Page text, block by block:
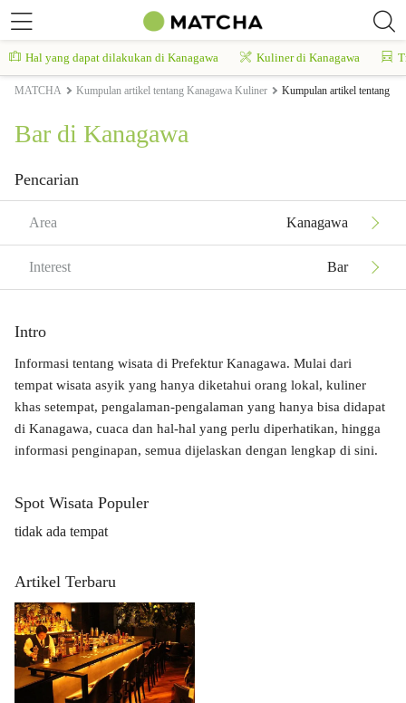
Hal yang dapat dilakukan di Kanagawa Kuliner di Kanagawa
MATCHA Kumpulan artikel tentang Kanagawa Kuliner Kumpulan artikel tentang
Bar di Kanagawa
Pencarian
Area Kanagawa
Interest Bar
Intro
Informasi tentang wisata di Prefektur Kanagawa. Mulai dari
tempat wisata asyik yang hanya diketahui orang lokal, kuliner
khas setempat, pengalaman-pengalaman yang hanya bisa didapat
di Kanagawa, cuaca dan hal-hal yang perlu diperhatikan, hingga
informasi penginapan, semua dijelaskan dengan lengkap di sini.
Spot Wisata Populer
tidak ada tempat
Artikel Terbaru